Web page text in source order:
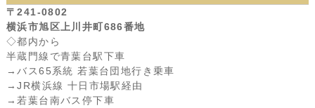
〒241-0802
横浜市旭区上川井町686番地
◇都内から
半蔵門線で青葉台駅下車
→バス65系統 若葉台団地行き乗車
→JR横浜線 十日市場駅経由
→若葉台南バス停下車